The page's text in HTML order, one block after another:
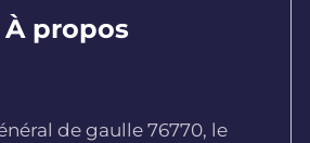
À propos
de gaulle 76770, le